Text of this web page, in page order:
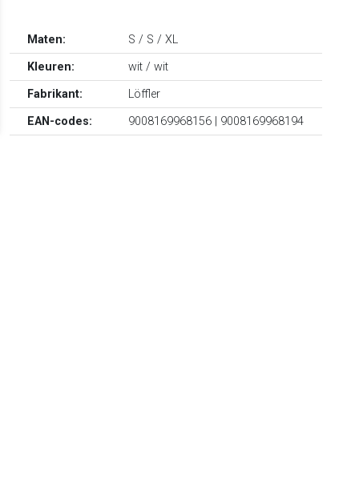
Maten:
S / S / XL
Kleuren:
wit / wit
Fabrikant:
Löffler
EAN-codes:
9008169968156 | 9008169968194